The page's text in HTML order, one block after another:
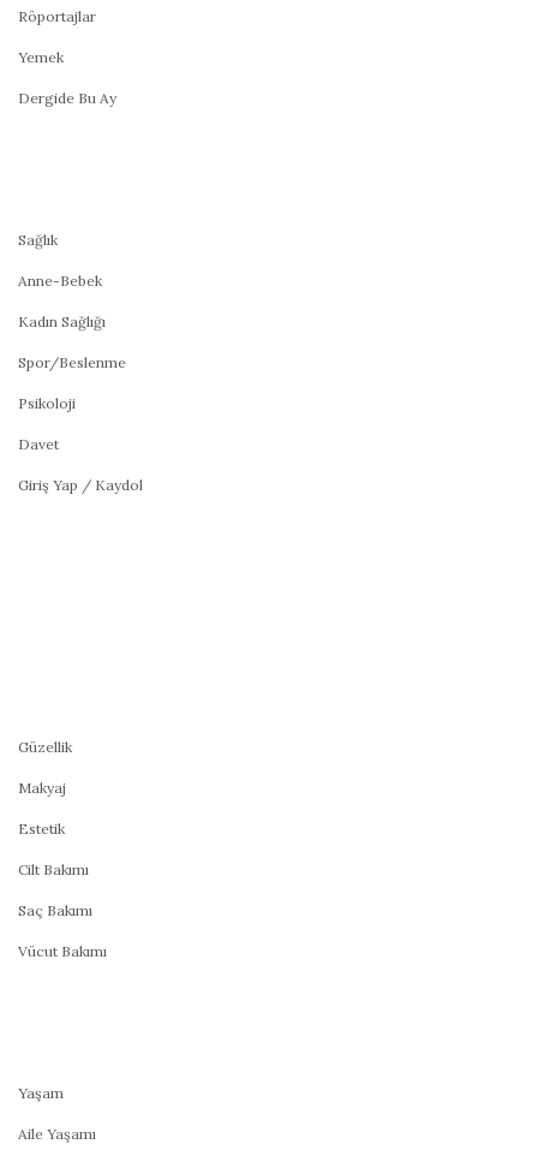
Röportajlar
Yemek
Dergide Bu Ay
Sağlık
Anne-Bebek
Kadın Sağlığı
Spor/Beslenme
Psikoloji
Davet
Giriş Yap / Kaydol
Güzellik
Makyaj
Estetik
Cilt Bakımı
Saç Bakımı
Vücut Bakımı
Yaşam
Aile Yaşamı